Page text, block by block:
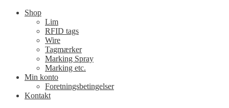
Shop
Lim
RFID tags
Wire
Tagmærker
Marking Spray
Marking etc.
Min konto
Foretningsbetingelser
Kontakt